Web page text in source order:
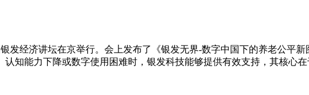
发经济讲坛在京举行。会上发布了《银发无界-数字中国下的养老公平
知能力下降或数字使用困难时，银发科技能够提供有效支持，其核心